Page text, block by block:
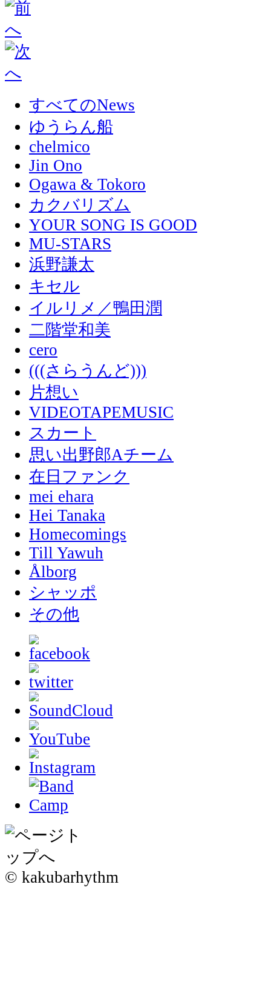
すべてのNews
ゆうらん船
chelmico
Jin Ono
Ogawa & Tokoro
カクバリズム
YOUR SONG IS GOOD
MU-STARS
浜野謙太
キセル
イルリメ／鴨田潤
二階堂和美
cero
(((さらうんど)))
片想い
VIDEOTAPEMUSIC
スカート
思い出野郎Aチーム
在日ファンク
mei ehara
Hei Tanaka
Homecomings
Till Yawuh
Ålborg
シャッポ
その他
© kakubarhythm